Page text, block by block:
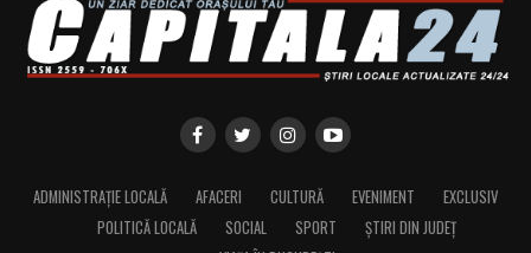
ADMINISTRAȚIE LOCALĂ AFACERI CULTURĂ EVENIMENT
EXCLUSIV
POLITICĂ LOCALĂ
SOCIAL SPORT
ȘTIRI DIN JUDEȚ